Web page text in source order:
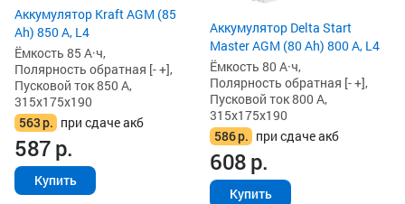
Аккумулятор Kraft AGM (85
Ah) 850 А, L4
Ёмкость 85 А·ч,
Полярность обратная [- +],
Пусковой ток 850 А,
315x175x190
563р. при сдаче акб
587р.
Купить
Аккумулятор Delta Start
Master AGM (80 Ah) 800 А, L4
Ёмкость 80 А·ч,
Полярность обратная [- +],
Пусковой ток 800 А,
315x175x190
586р. при сдаче акб
608р.
Купить